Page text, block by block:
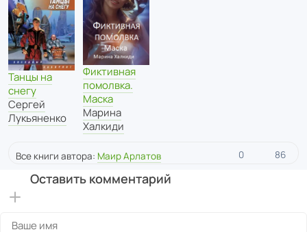
Танцы на
снегу
Сергей
Лукьяненко
Фиктивная
помолвка.
Маска
Марина
Халкиди
Все книги автора: Маир Арлатов 0 86
Оставить комментарий